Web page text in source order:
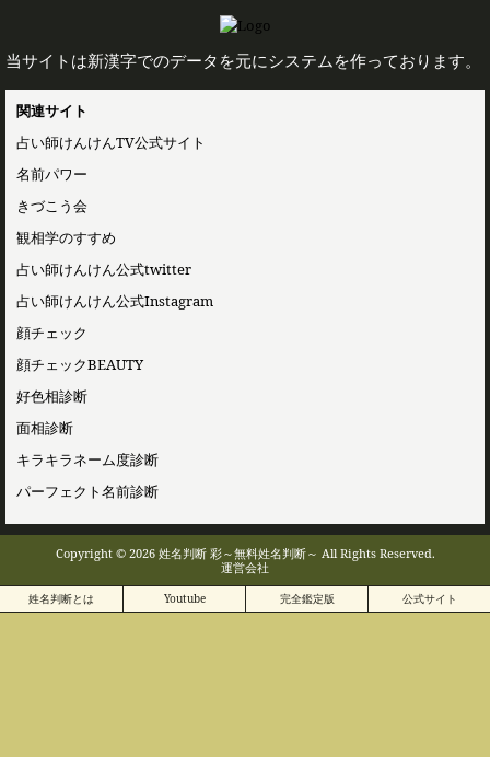
当サイトは新漢字でのデータを元にシステムを作っております。
関連サイト
占い師けんけんTV公式サイト
名前パワー
きづこう会
観相学のすすめ
占い師けんけん公式twitter
占い師けんけん公式Instagram
顔チェック
顔チェックBEAUTY
好色相診断
面相診断
キラキラネーム度診断
パーフェクト名前診断
Copyright © 2026 姓名判断 彩～無料姓名判断～ All Rights Reserved.
運営会社
姓名判断とは Youtube 完全鑑定版 公式サイト